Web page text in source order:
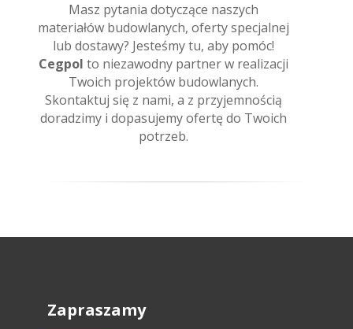
Masz pytania dotyczące naszych
materiałów budowlanych, oferty specjalnej
lub dostawy? Jesteśmy tu, aby pomóc!
Cegpol to niezawodny partner w realizacji
Twoich projektów budowlanych.
Skontaktuj się z nami, a z przyjemnością
doradzimy i dopasujemy ofertę do Twoich
potrzeb.
Zapraszamy